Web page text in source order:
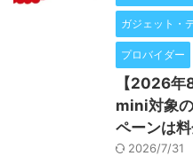
ガジェット・
プロバイダー
【2026
mini対象
ペーンは
2026/7/31